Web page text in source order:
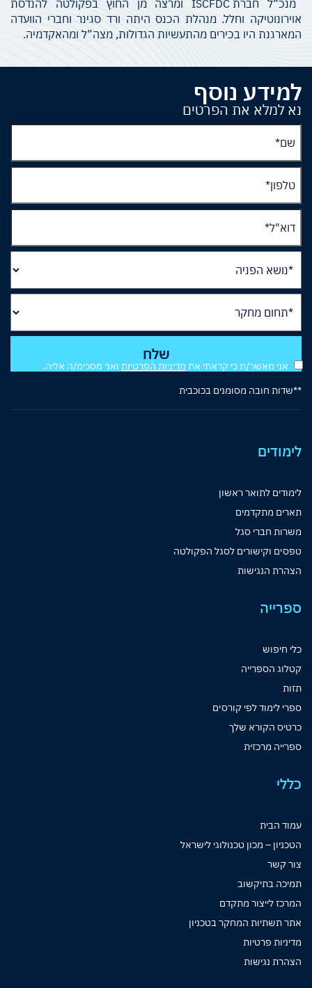
מנכ”ל חברת ISCFDC ומרצה מן החוץ בפקולטה להנדסת
אוירונוטיקה וחלל. מנהלת הכנס היתה ורד סגינר וחברי הוועדה
המארגנת היו בכירים מהתעשיות הגדולות, מצה”ל ומהאקדמיה.
למידע נוסף
נא למלא את הפרטים
אני מאשר/ת כי קראתי את מדיניות הפרטיות
ואני מסכימ/ה אליה.
**שדות חובה מסומנים בכוכבית
לימודים
לימודים לתואר ראשון
תארים מתקדמים
משרות חברי סגל
טפסים וקישורים לסגל הפקולטה
הצהרת הנגישות
ספרייה
כלי חיפוש
קטלוג הספרייה
תזות
ספרי לימוד לפי קורסים
כרטיס הקורא שלך
ספרייה מרכזית
כללי
עמוד הבית
הטכניון – מכון טכנולוגי לישראל
צור קשר
תמיכה בתיקשוב
המרכז לייצור מתקדם
אתר תשתיות המחקר בטכניון
מדיניות פרטיות
הצהרת נגישות